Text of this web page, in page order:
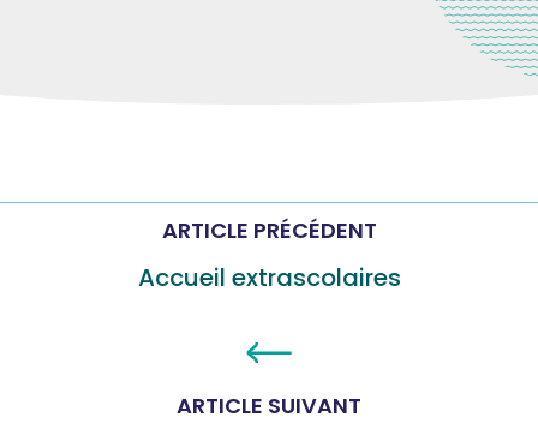
ARTICLE PRÉCÉDENT
Accueil extrascolaires
ARTICLE SUIVANT